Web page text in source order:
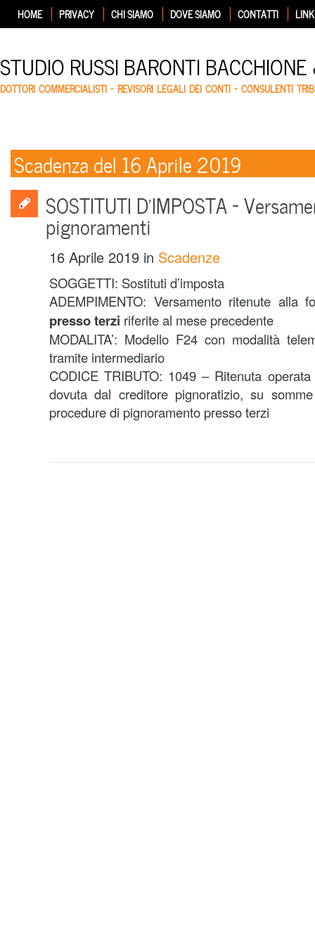
HOME PRIVACY CHI SIAMO DOVE SIAMO CONTATTI LINK
STUDIO RUSSI BARONTI
DOTTORI COMMERCIALISTI – REVISORI LEGALI DEI CONTI – CONSULENTI
Scadenza del 16 Aprile 2019
SOSTITUTI D’IMPOSTA –
pignoramenti
16 Aprile 2019 in Scadenze
SOGGETTI: Sostituti d’imposta
ADEMPIMENTO: Versamento ritenute alla
presso terzi riferite al mese precedente
MODALITA’: Modello F24 con modalità
tramite intermediario
CODICE TRIBUTO: 1049 – Ritenuta
dovuta dal creditore pignoratizio, su
procedure di pignoramento presso terzi